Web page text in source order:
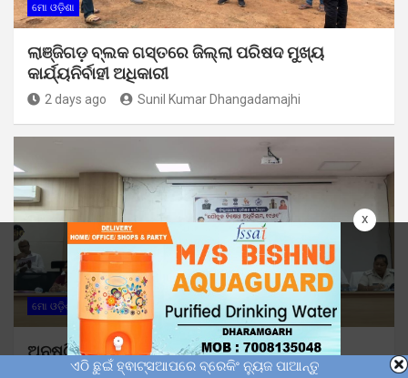
x
ମୋ ଓଡ଼ିଶା
ଲାଞ୍ଜିଗଡ଼ ବ୍ଲକ ଗସ୍ତରେ ଜିଲ୍ଲା ପରିଷଦ ମୁଖ୍ୟ
କାର୍ଯ୍ୟନିର୍ବାହୀ ଅଧିକାରୀ
2 days ago Sunil Kumar Dhangadamajhi
ମୋ ଓଡ଼ିଶା
ଅନୁଷ୍ଠିତ ହେଲା ଯୌତୁକ ନିଷେଧ ଅଧିନିୟମ-୧୯୬୧
ସମ୍ପର୍କିତ ଜିଲ୍ଲାସ୍ତରୀୟ ତାଲିମ ଶିବିର
ଏଠି ଛୁଇଁ ହ୍ଵାଟ୍ସଆପରେ ବ୍ରେକିଂ ନ୍ୟୁଜ ପାଆନ୍ତୁ